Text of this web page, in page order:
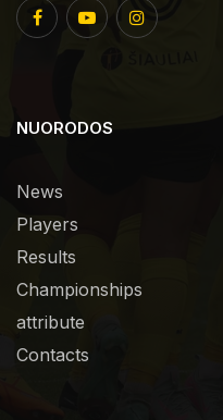
NUORODOS
News
Players
Results
Championships
attribute
Contacts